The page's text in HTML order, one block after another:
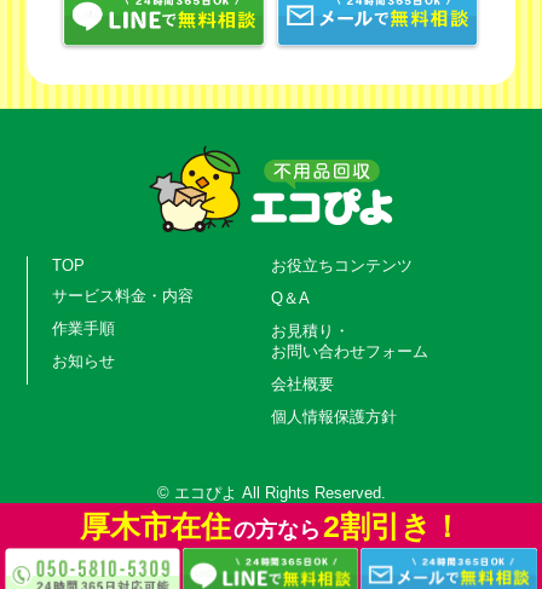
厚木市在住の方なら 2割引き！
TOP
サービス料金・内容
作業手順
お知らせ
お役立ちコンテンツ
Q＆A
お見積り・
お問い合わせフォーム
会社概要
個人情報保護方針
© エコぴよ All Rights Reserved.